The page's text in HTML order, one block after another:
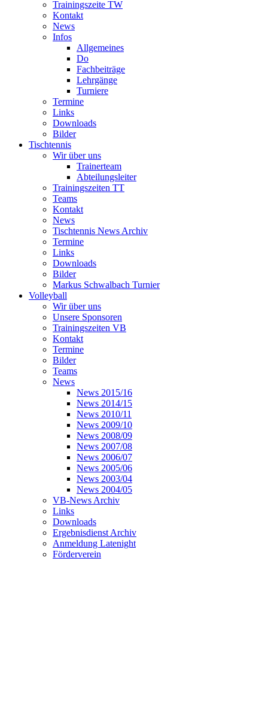
Trainingszeite TW
Kontakt
News
Infos
Allgemeines
Do
Fachbeiträge
Lehrgänge
Turniere
Termine
Links
Downloads
Bilder
Tischtennis
Wir über uns
Trainerteam
Abteilungsleiter
Trainingszeiten TT
Teams
Kontakt
News
Tischtennis News Archiv
Termine
Links
Downloads
Bilder
Markus Schwalbach Turnier
Volleyball
Wir über uns
Unsere Sponsoren
Trainingszeiten VB
Kontakt
Termine
Bilder
Teams
News
News 2015/16
News 2014/15
News 2010/11
News 2009/10
News 2008/09
News 2007/08
News 2006/07
News 2005/06
News 2003/04
News 2004/05
VB-News Archiv
Links
Downloads
Ergebnisdienst Archiv
Anmeldung Latenight
Förderverein